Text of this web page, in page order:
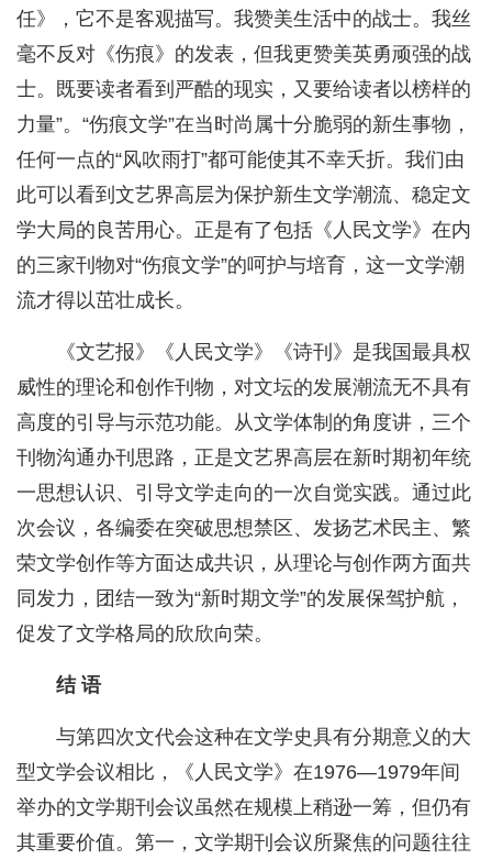
任》，它不是客观描写。我赞美生活中的战士。我丝
毫不反对《伤痕》的发表，但我更赞美英勇顽强的战
士。既要读者看到严酷的现实，又要给读者以榜样的
力量”。“伤痕文学”在当时尚属十分脆弱的新生事物，
任何一点的“风吹雨打”都可能使其不幸夭折。我们由
此可以看到文艺界高层为保护新生文学潮流、稳定文
学大局的良苦用心。正是有了包括《人民文学》在内
的三家刊物对“伤痕文学”的呵护与培育，这一文学潮
流才得以茁壮成长。
《文艺报》《人民文学》《诗刊》是我国最具权
威性的理论和创作刊物，对文坛的发展潮流无不具有
高度的引导与示范功能。从文学体制的角度讲，三个
刊物沟通办刊思路，正是文艺界高层在新时期初年统
一思想认识、引导文学走向的一次自觉实践。通过此
次会议，各编委在突破思想禁区、发扬艺术民主、繁
荣文学创作等方面达成共识，从理论与创作两方面共
同发力，团结一致为“新时期文学”的发展保驾护航，
促发了文学格局的欣欣向荣。
结 语
与第四次文代会这种在文学史具有分期意义的大
型文学会议相比，《人民文学》在1976—1979年间
举办的文学期刊会议虽然在规模上稍逊一筹，但仍有
其重要价值。第一，文学期刊会议所聚焦的问题往往